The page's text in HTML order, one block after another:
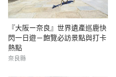
『大阪ー奈良』世界遺產巡鹿快
閃一日遊－飽覽必訪景點與打卡
熱點
奈良縣